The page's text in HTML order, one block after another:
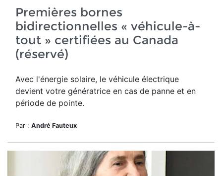
Premières bornes
bidirectionnelles « véhicule-à-
tout » certifiées au Canada
(réservé)
Avec l'énergie solaire, le véhicule électrique
devient votre génératrice en cas de panne et en
période de pointe.
Par : André Fauteux